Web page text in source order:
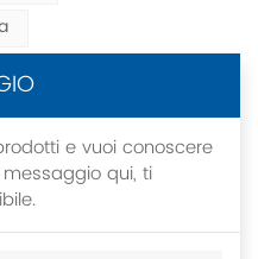
e vuoi conoscere
qui, ti